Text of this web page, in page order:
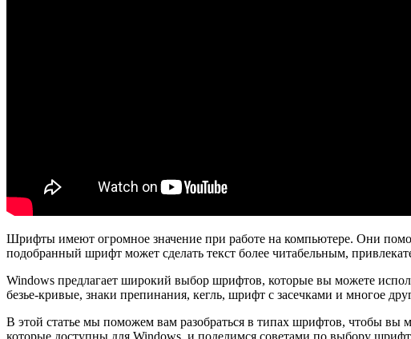
Шрифты имеют огромное значение при работе на компьютере. Они
подобранный шрифт может сделать текст более читабельным,
Windows предлагает широкий выбор шрифтов, которые вы можете
безье-кривые, знаки препинания, кегль, шрифт с засечками и многое
В этой статье мы поможем вам разобраться в типах шрифтов, чтобы
которые доступны для Windows, и поделимся советами по выбору